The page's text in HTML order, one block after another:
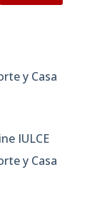
y Casa
IULCE
y Casa